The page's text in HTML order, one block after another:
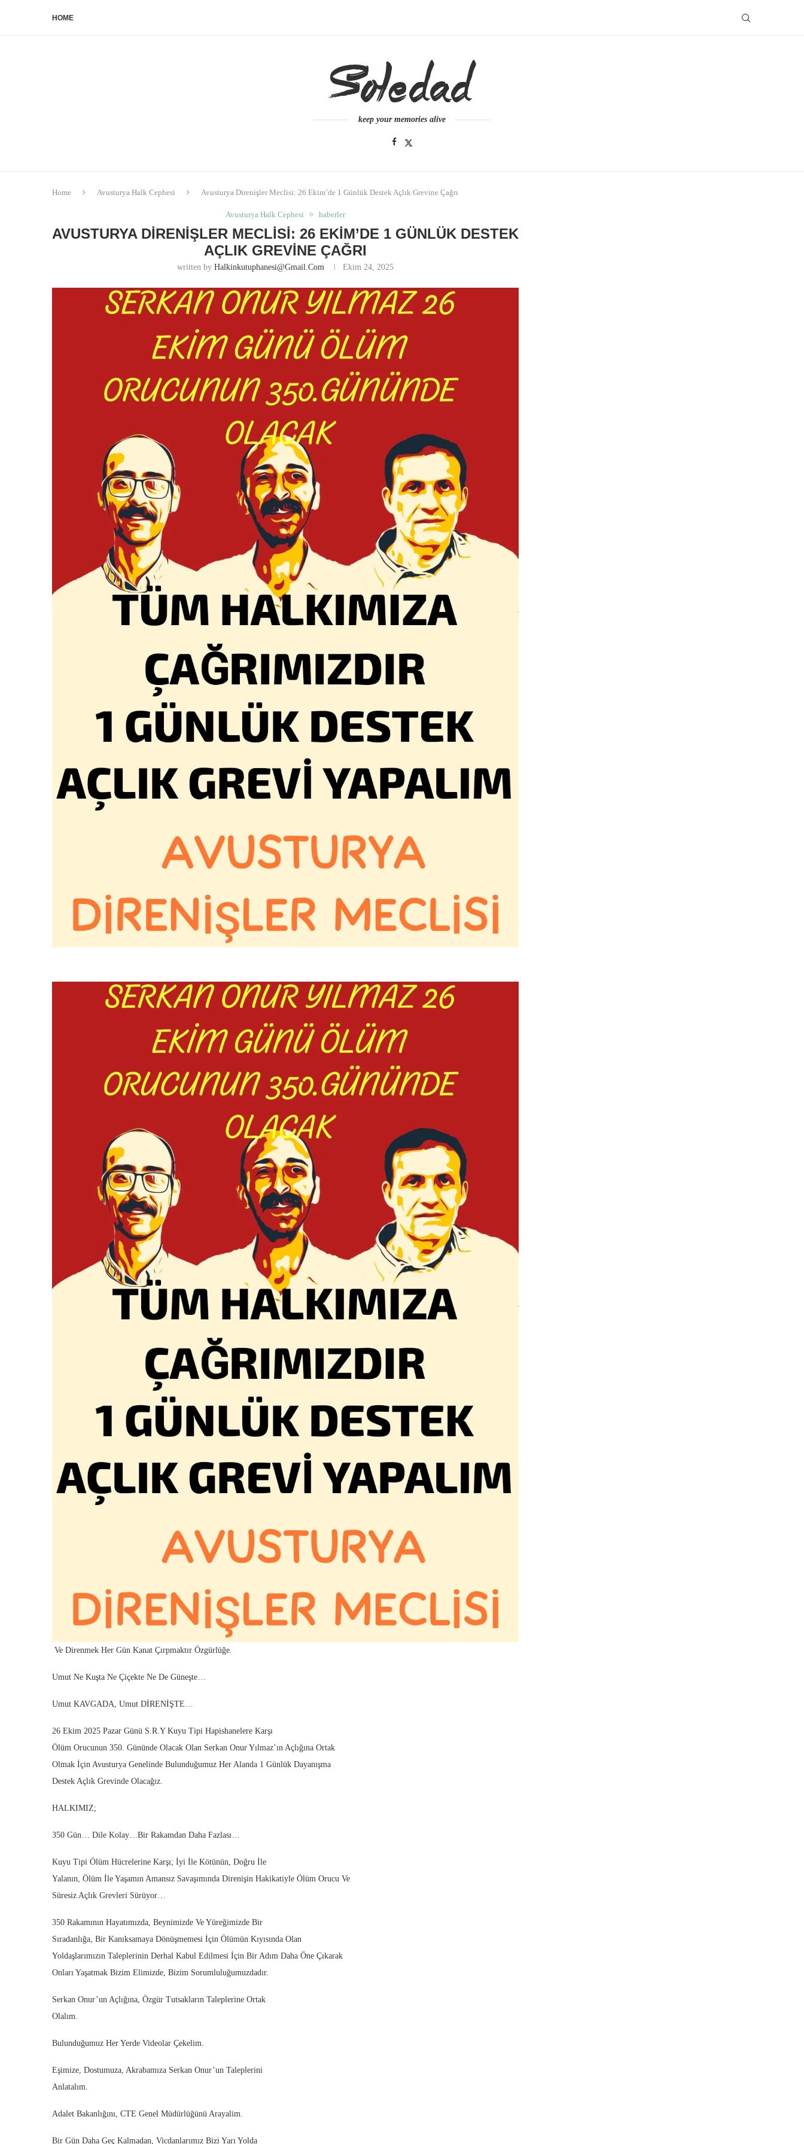
HOME
keep your memories alive
Home Avusturya Halk Cephesi Avusturya Direnişler Meclisi: 26 Ekim’de 1 Günlük Destek Açlık Grevine Çağrı
Avusturya Halk Cephesi haberler
AVUSTURYA DIRENIŞLER MECLISI: 26 EKIM’DE 1 GÜNLÜK DESTEK
AÇLIK GREVINE ÇAĞRI
written by Halkinkutuphanesi@gmail.com Ekim 24, 2025
Ve Direnmek Her Gün Kanat Çırpmaktır Özgürlüğe.
Umut Ne Kuşta Ne Çiçekte Ne De Güneşte…
Umut KAVGADA, Umut DİRENİŞTE…
26 Ekim 2025 Pazar Günü S.R.Y Kuyu Tipi Hapishanelere Karşı
Ölüm Orucunun 350. Gününde Olacak Olan Serkan Onur Yılmaz’ın Açlığına Ortak
Olmak İçin Avusturya Genelinde Bulunduğumuz Her Alanda 1 Günlük Dayanışma
Destek Açlık Grevinde Olacağız.
HALKIMIZ;
350 Gün… Dile Kolay…Bir Rakamdan Daha Fazlası…
Kuyu Tipi Ölüm Hücrelerine Karşı; İyi İle Kötünün, Doğru İle
Yalanın, Ölüm İle Yaşamın Amansız Savaşımında Direnişin Hakikatiyle Ölüm Orucu Ve
Süresiz Açlık Grevleri Sürüyor…
350 Rakamının Hayatımızda, Beynimizde Ve Yüreğimizde Bir
Sıradanlığa, Bir Kanıksamaya Dönüşmemesi İçin Ölümün Kıyısında Olan
Yoldaşlarımızın Taleplerinin Derhal Kabul Edilmesi İçin Bir Adım Daha Öne Çıkarak
Onları Yaşatmak Bizim Elimizde, Bizim Sorumluluğumuzdadır.
Serkan Onur’un Açlığına, Özgür Tutsakların Taleplerine Ortak
Olalım.
Bulunduğumuz Her Yerde Videolar Çekelim.
Eşimize, Dostumuza, Akrabamıza Serkan Onur’un Taleplerini
Anlatalım.
Adalet Bakanlığını, CTE Genel Müdürlüğünü Arayalim.
Bir Gün Daha Geç Kalmadan, Vicdanlarımız Bizi Yarı Yolda